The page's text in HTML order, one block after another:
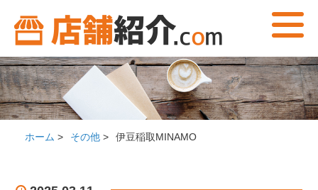
ホーム > その他 > 伊豆稲取MINAMO